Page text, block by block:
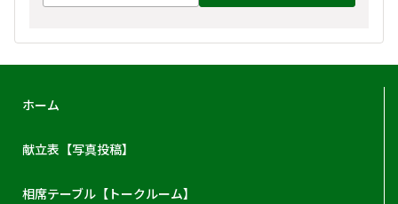
ホーム
献立表【写真投稿】
相席テーブル【トークルーム】